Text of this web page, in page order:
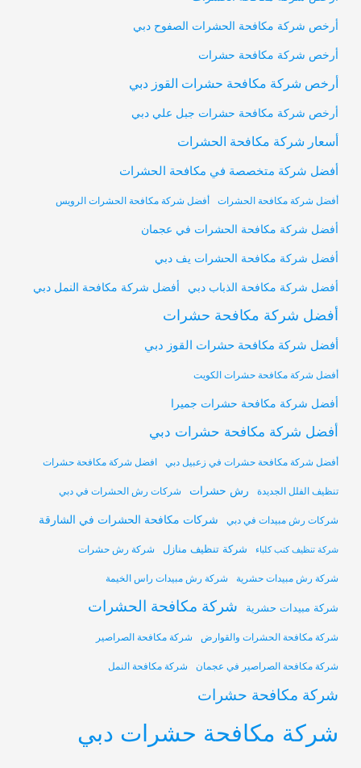
أرخص شركة مكافحة الحشرات الصفوح دبي
أرخص شركة مكافحة حشرات
أرخص شركة مكافحة حشرات القوز دبي
أرخص شركة مكافحة حشرات جبل علي دبي
أسعار شركة مكافحة الحشرات
أفضل شركة متخصصة في مكافحة الحشرات
أفضل شركة مكافحة الحشرات أفضل شركة مكافحة الحشرات الرويس
أفضل شركة مكافحة الحشرات في عجمان
أفضل شركة مكافحة الحشرات يف دبي
أفضل شركة مكافحة الذباب دبي أفضل شركة مكافحة النمل دبي
أفضل شركة مكافحة حشرات
أفضل شركة مكافحة حشرات القوز دبي
أفضل شركة مكافحة حشرات الكويت
أفضل شركة مكافحة حشرات جميرا
أفضل شركة مكافحة حشرات دبي
أفضل شركة مكافحة حشرات في زعبيل دبي افضل شركة مكافحة حشرات
تنظيف الفلل الجديدة رش حشرات شركات رش الحشرات في دبي
شركات رش مبيدات في دبي شركات مكافحة الحشرات في الشارقة
شركة تنظيف كنب كلباء شركة تنظيف منازل شركة رش حشرات
شركة رش مبيدات حشرية شركة رش مبيدات راس الخيمة
شركة مبيدات حشرية شركة مكافحة الحشرات
شركة مكافحة الحشرات والقوارض شركة مكافحة الصراصير
شركة مكافحة الصراصير في عجمان شركة مكافحة النمل
شركة مكافحة حشرات
شركة مكافحة حشرات دبي